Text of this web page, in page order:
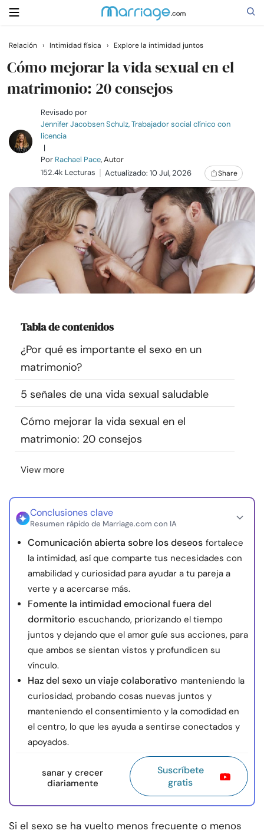
Buscar
Casarse
Relaciones
Familia
Ayuda
Cursos
Recursos
Encuentra un terapeuta
Idioma
Sobre nosotros Contáctanos Escríbenos
Publicidad con
nosotros
Relación › Intimidad física › Explore la intimidad juntos
Cómo mejorar la vida sexual en el
matrimonio: 20 consejos
Revisado por
Jennifer Jacobsen Schulz, Trabajador social clínico con
licencia
|
Por Rachael Pace, Autor
152.4k Lecturas
Actualizado: 10 Jul, 2026 Share
Tabla de contenidos
¿Por qué es importante el sexo en un
matrimonio?
5 señales de una vida sexual saludable
Cómo mejorar la vida sexual en el
matrimonio: 20 consejos
View more
Conclusiones clave
Resumen rápido de Marriage.com con IA
Comunicación abierta sobre los deseos fortalece
la intimidad, así que comparte tus necesidades con
amabilidad y curiosidad para ayudar a tu pareja a
verte y a acercarse más.
Fomente la intimidad emocional fuera del
dormitorio escuchando, priorizando el tiempo
juntos y dejando que el amor guíe sus acciones, para
que ambos se sientan vistos y profundicen su
vínculo.
Haz del sexo un viaje colaborativo manteniendo la
curiosidad, probando cosas nuevas juntos y
manteniendo el consentimiento y la comodidad en
el centro, lo que les ayuda a sentirse conectados y
apoyados.
sanar y crecer
diariamente
Suscríbete
gratis
Si el sexo se ha vuelto menos frecuente o menos